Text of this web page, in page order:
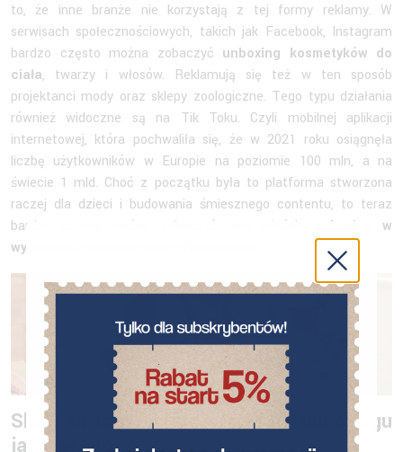
to, że inne branże nie korzystają z tej formy reklamy. W
serwisach społecznościowych, takich jak Facebook, Instagram
bardzo często można zobaczyć unboxing kosmetyków do
ciała, twarzy i włosów. Reklamują się też w ten sposób
projektanci mody oraz sklepy zoologiczne. Tego typu działania
również widoczne są na Tik Toku. Czyli mobilnej aplikacji
internetowej, która pochwaliła się, że w 2021 roku osiągnęła
liczbę użytkowników w Europie na poziomie 100 mln, a na
świecie 1 mld. Choć z początku była to platforma stworzona
raczej dla dzieci i budowania śmiesznego contentu, to teraz
bardzo często można zobaczyć tam właśnie
unboxing w
wykonaniu największych influencerów
Skąd bierze się popularność unboxingu
jako reklamy?